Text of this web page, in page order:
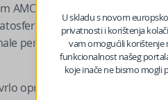
AMO i PDO fazom daju signal
ukoliko dođe do njenog
period naglog zagrijavanja
oprezan kod davanja
U skladu s novom
privatnosti i korištenja
vam omogućili korištenje
funkcionalnost našeg
koje inače ne bismo mogli